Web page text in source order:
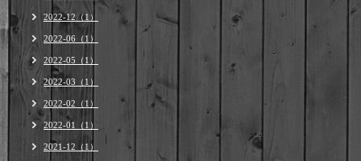
2022-12（1）
2022-06（1）
2022-05（1）
2022-03（1）
2022-02（1）
2022-01（1）
2021-12（1）